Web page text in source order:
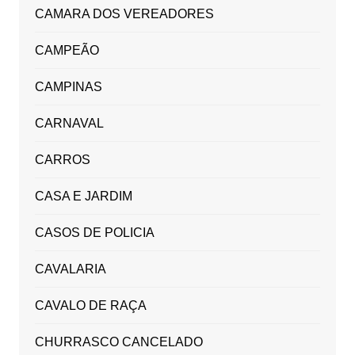
CAMARA DOS VEREADORES
CAMPEÃO
CAMPINAS
CARNAVAL
CARROS
CASA E JARDIM
CASOS DE POLICIA
CAVALARIA
CAVALO DE RAÇA
CHURRASCO CANCELADO